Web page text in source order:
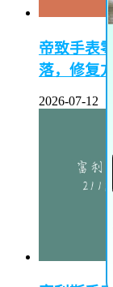
帝致手表
落，修复
2026-07-12